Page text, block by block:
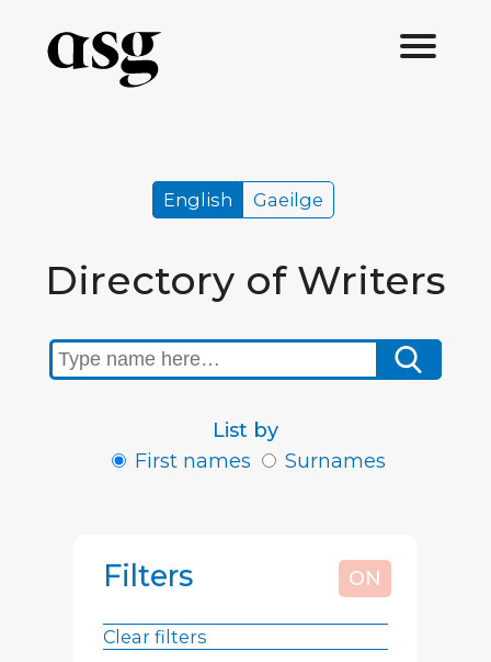
Directory of Writers
English Gaeilge
List by
First names
Surnames
Filters ON
Clear filters